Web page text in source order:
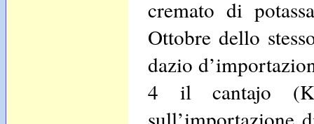
cremato di
Ottobre dello
dazio
4 il cantajo (Kg